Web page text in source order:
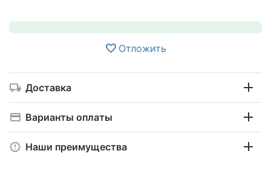
Отложить
Доставка
Варианты оплаты
Наши преимущества